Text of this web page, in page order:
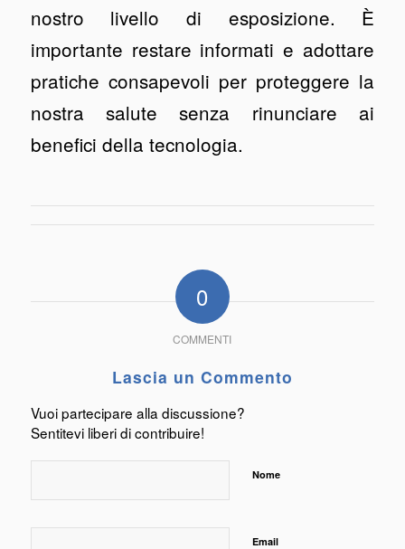
nostro livello di esposizione. È
importante restare informati e adottare
pratiche consapevoli per proteggere la
nostra salute senza rinunciare ai
benefici della tecnologia.
0
COMMENTI
Lascia un Commento
Vuoi partecipare alla discussione?
Sentitevi liberi di contribuire!
Nome
Email